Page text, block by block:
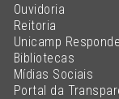
Ouvidoria
Reitoria
Unicamp Responde
Bibliotecas
Mídias Sociais
Portal da